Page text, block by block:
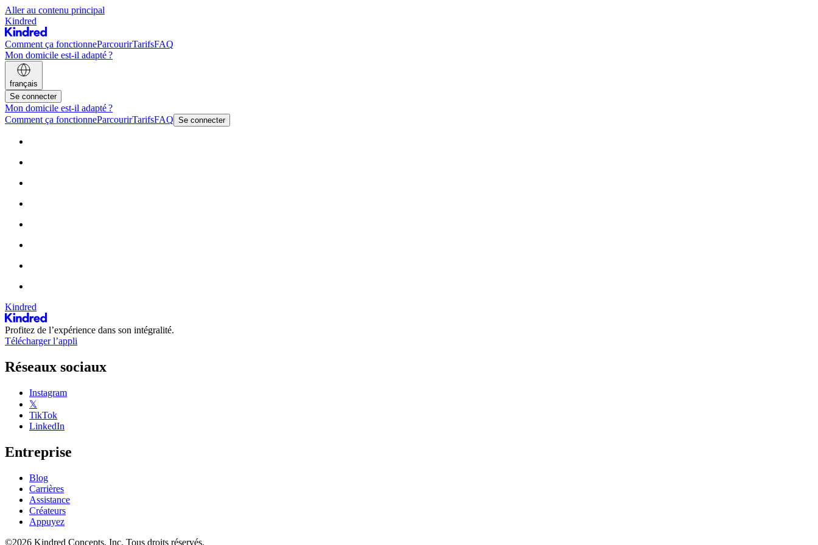
Aller au contenu principal
Kindred
Comment ça fonctionneParcourirTarifsFAQ
Mon domicile est-il adapté ?
français
Se connecter
Mon domicile est-il adapté ?
Comment ça fonctionneParcourirTarifsFAQ Se connecter
Kindred
Profitez de l’expérience dans son intégralité.
Télécharger l’appli
Réseaux sociaux
Instagram
𝕏
TikTok
LinkedIn
Entreprise
Blog
Carrières
Assistance
Créateurs
Appuyez
©2026 Kindred Concepts, Inc. Tous droits réservés.